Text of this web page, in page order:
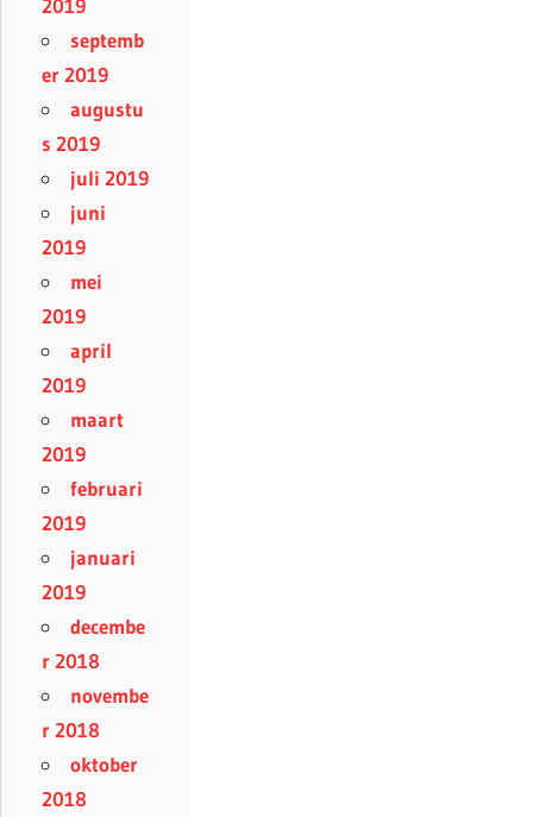
2019
septemb
er 2019
augustu
s 2019
juli 2019
juni
2019
mei
2019
april
2019
maart
2019
februari
2019
januari
2019
decembe
r 2018
novembe
r 2018
oktober
2018